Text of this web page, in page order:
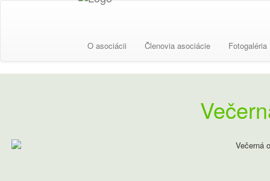
O asociácii Členovia asociácie Fotogaléria